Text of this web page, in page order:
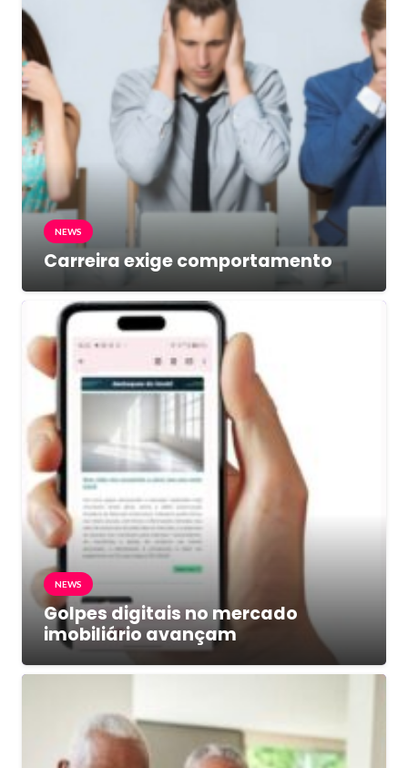
NEWS
Carreira exige comportamento
NEWS
Golpes digitais no mercado
imobiliário avançam